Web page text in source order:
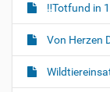
‼️Totfund in
Von Herzen